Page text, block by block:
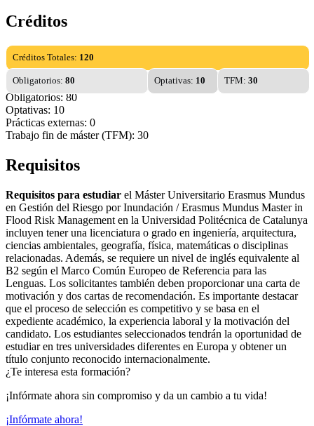
Créditos
Créditos Totales: 120
Obligatorios: 80 Optativas: 10 TFM:30
Obligatorios: 80
Optativas: 10
Prácticas externas: 0
Trabajo fin de máster (TFM): 30
Requisitos
Requisitos para estudiar el Máster Universitario Erasmus Mundus
en Gestión del Riesgo por Inundación / Erasmus Mundus Master in
Flood Risk Management en la Universidad Politécnica de Catalunya
incluyen tener una licenciatura o grado en ingeniería, arquitectura,
ciencias ambientales, geografía, física, matemáticas o disciplinas
relacionadas. Además, se requiere un nivel de inglés equivalente al
B2 según el Marco Común Europeo de Referencia para las
Lenguas. Los solicitantes también deben proporcionar una carta de
motivación y dos cartas de recomendación. Es importante destacar
que el proceso de selección es competitivo y se basa en el
expediente académico, la experiencia laboral y la motivación del
candidato. Los estudiantes seleccionados tendrán la oportunidad de
estudiar en tres universidades diferentes en Europa y obtener un
título conjunto reconocido internacionalmente.
¿Te interesa esta formación?
¡Infórmate ahora sin compromiso y da un cambio a tu vida!
¡Infórmate ahora!